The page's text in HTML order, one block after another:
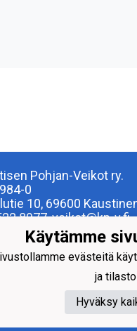
Pohjan-Veikot ry.
0
10, 69600
8977, veikot@kp-v.fi
10 - 16
elokuussa
ja torstaisin
Käytämme
evästeitä
ja
Hyväksy